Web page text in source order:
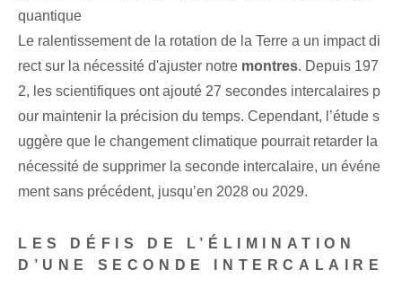
quantique
Le ralentissement de la rotation de la Terre a un impact di
rect sur la nécessité d'ajuster notre montres. Depuis 197
2, les scientifiques ont ajouté 27 secondes intercalaires p
our maintenir la précision du temps. Cependant, l’étude s
uggère que le changement climatique pourrait retarder la
nécessité de supprimer la seconde intercalaire, un événe
ment sans précédent, jusqu’en 2028 ou 2029.
LES DÉFIS DE L’ÉLIMINATION
D’UNE SECONDE INTERCALAIRE